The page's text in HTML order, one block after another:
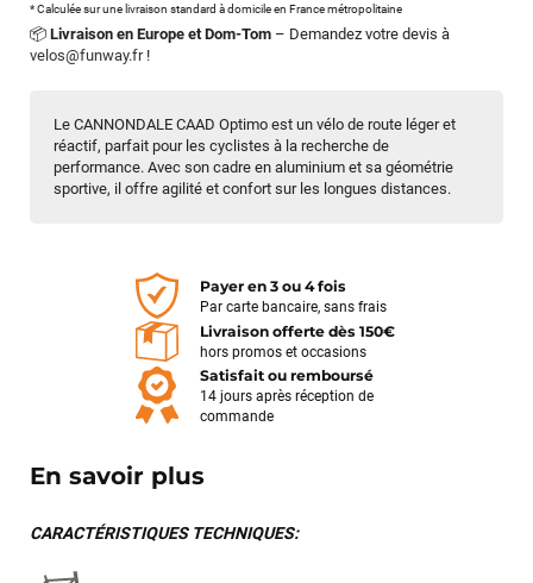
Le CANNONDALE CAAD Optimo est un vélo de route léger et
réactif, parfait pour les cyclistes à la recherche de
performance. Avec son cadre en aluminium et sa géométrie
sportive, il offre agilité et confort sur les longues distances.
* Calculée sur une livraison standard à domicile en France métropolitaine
📦 Livraison en Europe et Dom-Tom – Demandez votre devis à
velos@funway.fr!
Payer en 3 ou 4 fois
Par carte bancaire, sans frais
Livraison offerte dès 150€
hors promos et occasions
Satisfait ou remboursé
14 jours après réception de
commande
En savoir plus
CARACTÉRISTIQUES TECHNIQUES:
Jean-Marc TAMAYO
il y a 2 semaines
J'ai acheté un Mondraker Chaser chez Funway Vélo à La
Garde en octobre 2024 et, dès le départ, j'ai été très satisfait
de mon achat. J'avais d'ailleurs recommandé cette enseigne
à plusieurs amis, dont cinq ont finalement acheté le même
passages en atelier et un retour du moteur chez Bosch dans
compliquée, principalement en raison de délais plus longs que
mon dossier. Depuis, la situation a été reprise en main.